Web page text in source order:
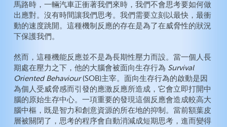
馬路時，一輛汽車正衝著我們來時，我們不會思考要如何做
出應對。沒有時間讓我們思考。我們需要立刻以最快，最衝
動的速度跳開。這種機制反應的存在是為了在威脅性的狀況
下保護我們。
然而，這種機能反應並不是為長期性壓力而設。當一個人長
期處在壓力之下，他的大腦會被面向生存行為 Survival
Oriented Behaviour(SOB)主宰。面向生存行為的啟動是因
為個人受威脅感而引發的應激反應所造成，它會立即打開中
腦的原始生存中心。一項重要的發現這個反應會造成較高大
腦中樞，既是智力和創意資源的所在地的抑制。當前額葉皮
層被關閉了，思考的程序會自動消減成短期思考，進而變得